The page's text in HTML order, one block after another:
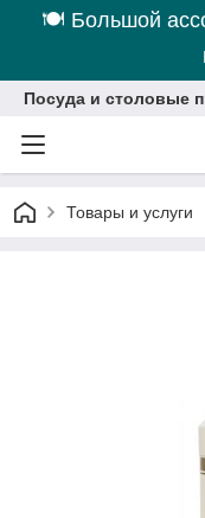
🍽 Большой
Посуда и столовые
Товары и услуги